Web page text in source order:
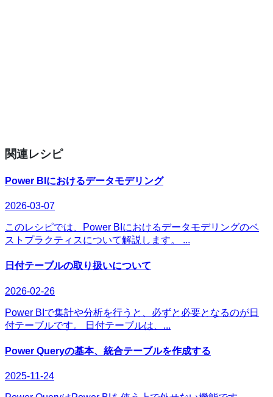
関連レシピ
Power BIにおけるデータモデリング
2026-03-07
このレシピでは、Power BIにおけるデータモデリングのベ
ストプラクティスについて解説します。 ...
日付テーブルの取り扱いについて
2026-02-26
Power BIで集計や分析を行うと、必ずと必要となるのが日
付テーブルです。 日付テーブルは、...
Power Queryの基本、統合テーブルを作成する
2025-11-24